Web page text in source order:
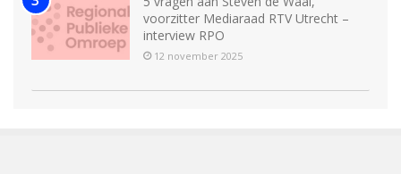
voorzitter Mediaraad RTV Utrecht –
interview RPO
12 november 2025